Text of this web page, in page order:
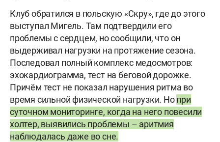
Клуб обратился в польскую «Скру», где до этого
выступал Мигель. Там подтвердили его
проблемы с сердцем, но сообщили, что он
выдерживал нагрузки на протяжение сезона.
Последовал полный комплекс медосмотров:
эхокардиограмма, тест на беговой дорожке.
Причём тест не показал нарушения ритма во
время сильной физической нагрузки. Нопри
суточном мониторинге, когда на него повесили
холтер, выявились проблемы – аритмия
наблюдалась даже во сне.